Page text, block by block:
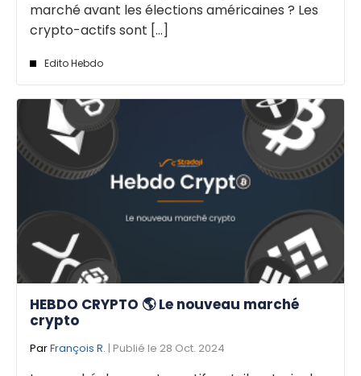
marché avant les élections américaines ? Les
crypto-actifs sont [...]
Edito Hebdo
HEBDO CRYPTO 🌎 Le nouveau marché
crypto
ParFrançois R. | Publié le 28 Oct. 2024